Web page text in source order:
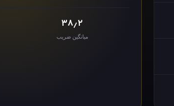
۳۸٫۲
میانگین ضریب